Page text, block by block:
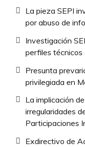
La pieza SEPI
por abuso de
Investigación
perfiles técnicos
Presunta
privilegiada en
La implicación
irregularidades
Participaciones
Exdirectivo de